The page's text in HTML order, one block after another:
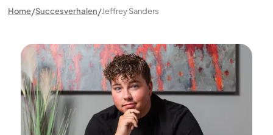
Home Succesverhalen Jeffrey Sanders